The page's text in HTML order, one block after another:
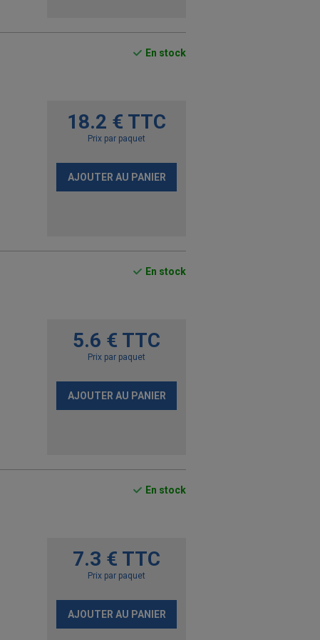
En stock
18.2 € TTC
Prix par paquet
AJOUTER AU PANIER
En stock
5.6 € TTC
Prix par paquet
AJOUTER AU PANIER
En stock
7.3 € TTC
Prix par paquet
AJOUTER AU PANIER